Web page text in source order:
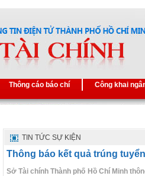
Thông cáo báo chí Công khai
TIN TỨC SỰ KIỆN
Thông báo kết quả trúng
Sở Tài chính Thành phố Hồ Chí Minh